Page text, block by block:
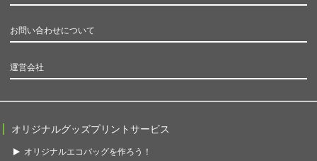
お問い合わせについて
運営会社
オリジナルグッズプリントサービス
オリジナルエコバッグを作ろう！